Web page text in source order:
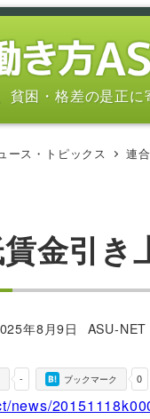
貧困・格差の是正に
ース・トピックス 連
金引き
年8月9日
著
ASU-NET
- 0
ブックマーク
news/